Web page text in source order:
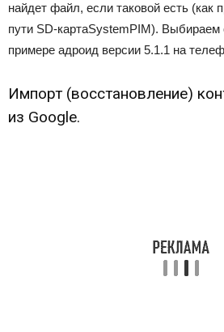
найдет файл, если таковой есть (как
пути SD-картаSystemPIM). Выбираем
примере адроид версии 5.1.1 на
Импорт (восстановление)
из Google.